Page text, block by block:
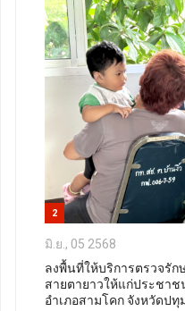
2
มิ.ย., 05 2568
ลงพื้นที่ให้บริการตรวจรั
สายตายาวให้แก่ประชา
อำเภอสามโคก จังหวัดป